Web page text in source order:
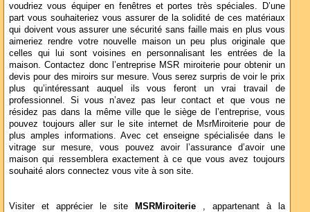
voudriez vous équiper en fenêtres et portes très spéciales. D’une
part vous souhaiteriez vous assurer de la solidité de ces matériaux
qui doivent vous assurer une sécurité sans faille mais en plus vous
aimeriez rendre votre nouvelle maison un peu plus originale que
celles qui lui sont voisines en personnalisant les entrées de la
maison. Contactez donc l’entreprise MSR miroiterie pour obtenir un
devis pour des miroirs sur mesure. Vous serez surpris de voir le prix
plus qu’intéressant auquel ils vous feront un vrai travail de
professionnel. Si vous n’avez pas leur contact et que vous ne
résidez pas dans la même ville que le siège de l’entreprise, vous
pouvez toujours aller sur le site internet de MsrMiroiterie pour de
plus amples informations. Avec cet enseigne spécialisée dans le
vitrage sur mesure, vous pouvez avoir l’assurance d’avoir une
maison qui ressemblera exactement à ce que vous avez toujours
souhaité alors connectez vous vite à son site.
Visiter et apprécier le site MSRMiroiterie , appartenant à la